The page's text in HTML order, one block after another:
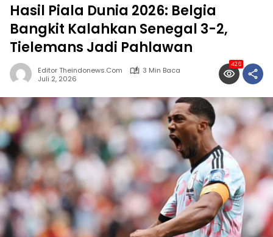
Hasil Piala Dunia 2026: Belgia
Bangkit Kalahkan Senegal 3-2,
Tielemans Jadi Pahlawan
Editor Theindonews.com
3 Min Baca
Juli 2, 2026
426